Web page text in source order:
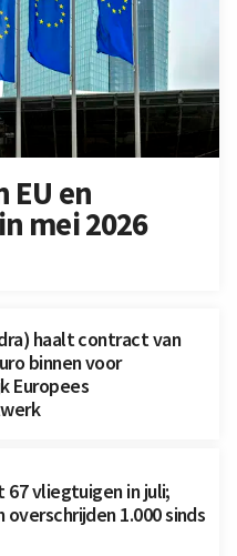
EU en
mei 2026
haalt contract van
binnen voor
Europees
67 vliegtuigen in juli;
1.000 sinds